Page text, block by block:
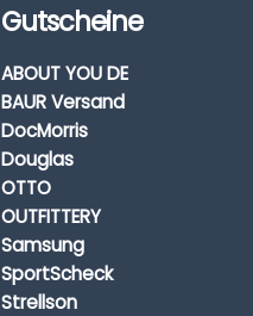
Gutscheine
ABOUT YOU DE
BAUR Versand
DocMorris
Douglas
OTTO
OUTFITTERY
Samsung
SportScheck
Strellson